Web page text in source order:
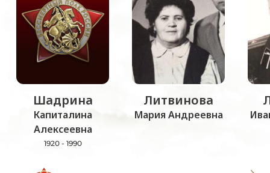
Шадрина
Капиталина
Алексеевна
1920 - 1990
Литвинова
Мария Андреевна